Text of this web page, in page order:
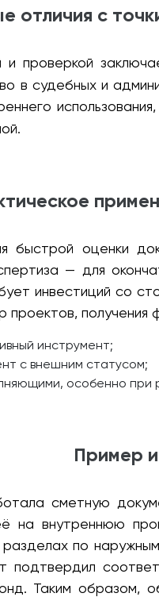
отличия с
проверкой
в судебных и
быстрой оценки
— для
инвестиций со
получения
инструмент;
с внешним статусом;
особенно
Пример
сметную
на внутреннюю
по
подтвердил
Таким